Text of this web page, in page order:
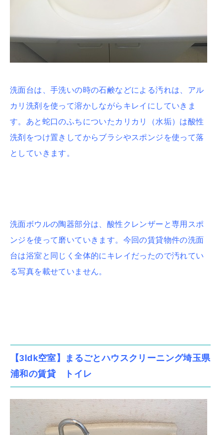
洗面台は、手洗いの時の石鹸などによる汚れは、アル
カリ洗剤を使って溶かしながらキレイにしていきま
す。あと蛇口のふちについたカリカリ（水垢）は酸性
洗剤をつけ置きしてからブラシやスポンジを使って落
としていきます。
洗面ボウルの陶器部分は、酸性クレンザーと専用スポ
ンジを使って磨いていきます。今回の賃貸物件の洗面
台は浴室と同じく全体的にキレイだったので汚れてい
る写真を載せていません。
【3ldk空室】まるごとハウスクリーニング埼玉県
浦和の賃貸 トイレ